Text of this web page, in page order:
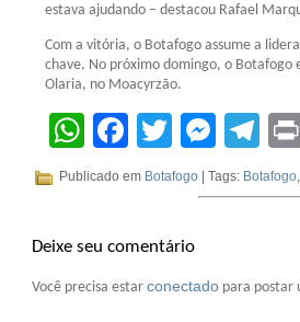
estava ajudando – destacou Rafael
Com a vitória, o Botafogo assume a
chave. No próximo domingo, o Botafogo
Olaria, no Moacyrzão.
WhatsApp
Facebook
Twitter
Publicado em Botafogo | Tags: Botafogo
Deixe seu comentário
Você precisa estar conectado para postar